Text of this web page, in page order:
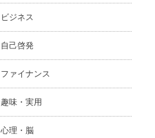
ビジネス
自己啓発
ファイナンス
趣味・実用
心理・脳